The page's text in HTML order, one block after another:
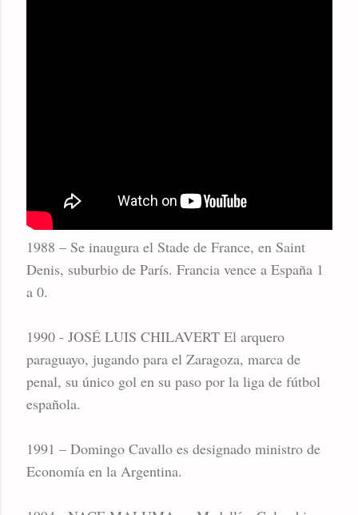
1988 – Se inaugura el Stade de France, en Saint
Denis, suburbio de París. Francia vence a España 1
a 0.
1990 - JOSÉ LUIS CHILAVERT El arquero
paraguayo, jugando para el Zaragoza, marca de
penal, su único gol en su paso por la liga de fútbol
española.
1991 – Domingo Cavallo es designado ministro de
Economía en la Argentina.